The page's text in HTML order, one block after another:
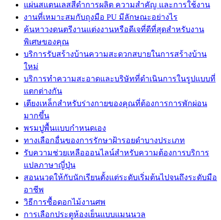
แผ่นสแตนเลสสีดำการผลิต ความสำคัญ และการใช้งาน
งานที่เหมาะสมกับถุงมือ PU มีลักษณะอย่างไร
ค้นหาวงดนตรีงานแต่งงานหรือดีเจที่ดีที่สุดสำหรับงาน
พิเศษของคุณ
บริการรับสร้างบ้านความสะดวกสบายในการสร้างบ้าน
ใหม่
บริการทำความสะอาดและบริษัทที่ดำเนินการในรูปแบบที่
แตกต่างกัน
เตียงเหล็กสำหรับร่างกายของคุณที่ต้องการการพักผ่อน
มากขึ้น
พรมปูพื้นแบบกำหนดเอง
ทางเลือกอื่นของการรักษาฝ้ารอยดำบางประเภท
รับความช่วยเหลือออนไลน์สำหรับความต้องการบริการ
แปลภาษาญี่ปุ่น
สอนนวดให้กับนักเรียนตั้งแต่ระดับเริ่มต้นไปจนถึงระดับมือ
อาชีพ
วิธีการซื้อดอกไม้งานศพ
การเลือกประตูห้องเย็นแบบแมนนวล